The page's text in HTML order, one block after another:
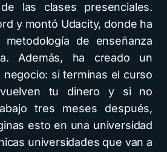
las clases presenciales.
y montó Udacity, donde ha
metodología de enseñanza
Además, ha creado un
si terminas el curso
tu dinero y si no
tres meses después,
esto en una universidad
universidades que van a